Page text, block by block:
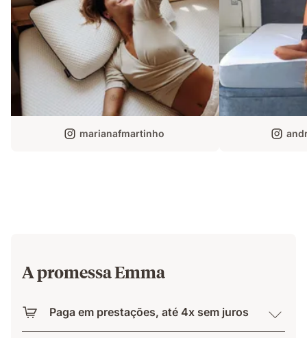
marianafmartinho
A promessa Emma
Paga em prestações, até 4x sem juros